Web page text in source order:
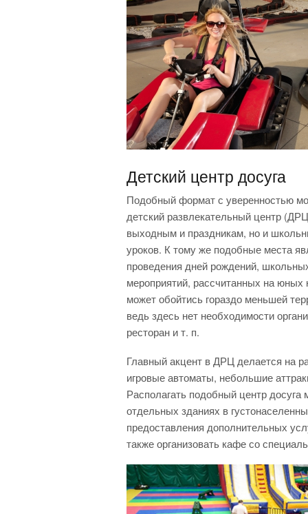
Детский центр досуга
Подобный формат с уверенностью
детский развлекательный центр
выходным и праздникам, но и
уроков. К тому же подобные места
проведения дней рождений,
мероприятий, рассчитанных на юных
может обойтись гораздо меньшей
ведь здесь нет необходимости
ресторан и т. п.
Главный акцент в ДРЦ делается на
игровые автоматы, небольшие
Располагать подобный центр
отдельных зданиях в
предоставления дополнительных
также организовать кафе со